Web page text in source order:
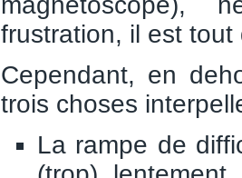
frustration, il est
Cependant, en
trois choses
La rampe de